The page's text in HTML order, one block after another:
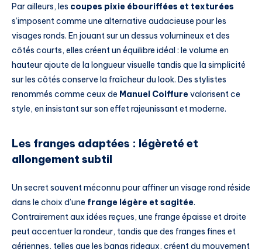
Par ailleurs, les coupes pixie ébouriffées et texturées
s’imposent comme une alternative audacieuse pour les
visages ronds. En jouant sur un dessus volumineux et des
côtés courts, elles créent un équilibre idéal : le volume en
hauteur ajoute de la longueur visuelle tandis que la simplicité
sur les côtés conserve la fraîcheur du look. Des stylistes
renommés comme ceux de Manuel Coiffurevalorisent ce
style, en insistant sur son effet rajeunissant et moderne.
Les franges adaptées : légèreté et
allongement subtil
Un secret souvent méconnu pour affiner un visage rond réside
dans le choix d’une frange légère et sagitée.
Contrairement aux idées reçues, une frange épaisse et droite
peut accentuer la rondeur, tandis que des franges fines et
aériennes, telles que les bangs rideaux, créent du mouvement